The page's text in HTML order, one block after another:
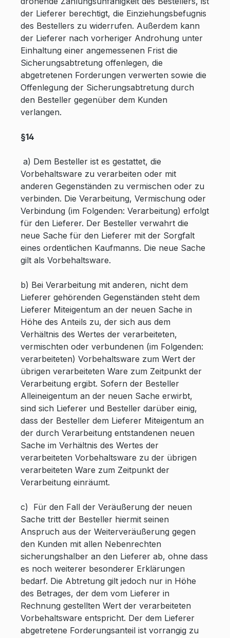
der Lieferer berechtigt, die Einziehungsbefugnis
des Bestellers zu widerrufen. Außerdem kann
der Lieferer nach vorheriger Androhung unter
Einhaltung einer angemessenen Frist die
Sicherungsabtretung offenlegen, die
abgetretenen Forderungen verwerten sowie die
Offenlegung der Sicherungsabtretung durch
den Besteller gegenüber dem Kunden
verlangen.
§14
a) Dem Besteller ist es gestattet, die
Vorbehaltsware zu verarbeiten oder mit
anderen Gegenständen zu vermischen oder zu
verbinden. Die Verarbeitung, Vermischung oder
Verbindung (im Folgenden: Verarbeitung) erfolgt
für den Lieferer. Der Besteller verwahrt die
neue Sache für den Lieferer mit der Sorgfalt
eines ordentlichen Kaufmanns. Die neue Sache
gilt als Vorbehaltsware.
b) Bei Verarbeitung mit anderen, nicht dem
Lieferer gehörenden Gegenständen steht dem
Lieferer Miteigentum an der neuen Sache in
Höhe des Anteils zu, der sich aus dem
Verhältnis des Wertes der verarbeiteten,
vermischten oder verbundenen (im Folgenden:
verarbeiteten) Vorbehaltsware zum Wert der
übrigen verarbeiteten Ware zum Zeitpunkt der
Verarbeitung ergibt. Sofern der Besteller
Alleineigentum an der neuen Sache erwirbt,
sind sich Lieferer und Besteller darüber einig,
dass der Besteller dem Lieferer Miteigentum an
der durch Verarbeitung entstandenen neuen
Sache im Verhältnis des Wertes der
verarbeiteten Vorbehaltsware zu der übrigen
verarbeiteten Ware zum Zeitpunkt der
Verarbeitung einräumt.
c) Für den Fall der Veräußerung der neuen
Sache tritt der Besteller hiermit seinen
Anspruch aus der Weiterveräußerung gegen
den Kunden mit allen Nebenrechten
sicherungshalber an den Lieferer ab, ohne dass
es noch weiterer besonderer Erklärungen
bedarf. Die Abtretung gilt jedoch nur in Höhe
des Betrages, der dem vom Lieferer in
Rechnung gestellten Wert der verarbeiteten
Vorbehaltsware entspricht. Der dem Lieferer
abgetretene Forderungsanteil ist vorrangig zu